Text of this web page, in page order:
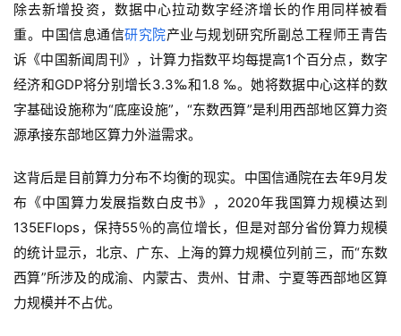
除去新增投资，数据中心拉动数字经济增长的作用同样被看
重。中国信息通信研究院产业与规划研究所副总工程师王青告
诉《中国新闻周刊》，计算力指数平均每提高1个百分点，数字
经济和GDP将分别增长3.3‰和1.8 ‰。她将数据中心这样的数
字基础设施称为“底座设施”，“东数西算”是利用西部地区算力资
源承接东部地区算力外溢需求。
这背后是目前算力分布不均衡的现实。中国信通院在去年9月发
布《中国算力发展指数白皮书》，2020年我国算力规模达到
135EFlops，保持55％的高位增长，但是对部分省份算力规模
的统计显示，北京、广东、上海的算力规模位列前三，而“东数
西算”所涉及的成渝、内蒙古、贵州、甘肃、宁夏等西部地区算
力规模并不占优。